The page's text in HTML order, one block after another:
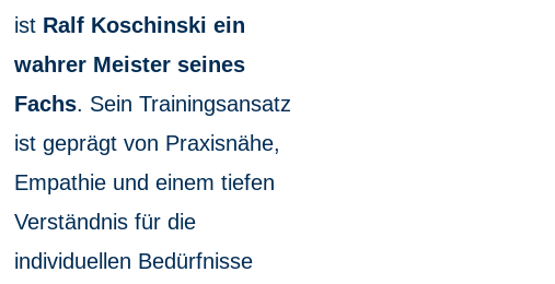
ist Ralf Koschinski ein
wahrer Meister seines
Fachs. Sein Trainingsansatz
ist geprägt von Praxisnähe,
Empathie und einem tiefen
Verständnis für die
individuellen Bedürfnisse